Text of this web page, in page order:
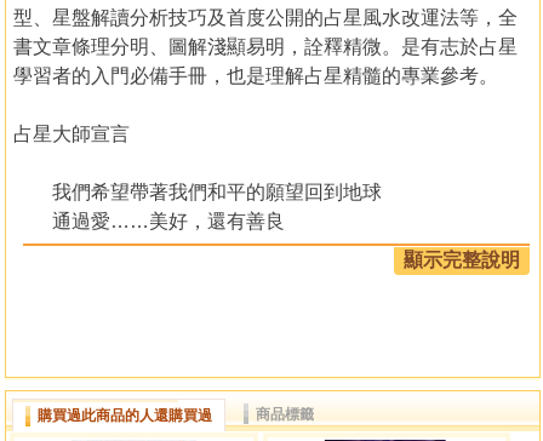
型、星盤解讀分析技巧及首度公開的占星風水改運法等，全
書文章條理分明、圖解淺顯易明，詮釋精微。是有志於占星
學習者的入門必備手冊，也是理解占星精髓的專業參考。
占星大師宣言
我們希望帶著我們和平的願望回到地球
通過愛……美好，還有善良
我們很健康，生理和心理上
世界貧血了，我們就是維生素
世界累了，我們就是能量
顯示完整說明
購買過此商品的人還購買過 商品標籤